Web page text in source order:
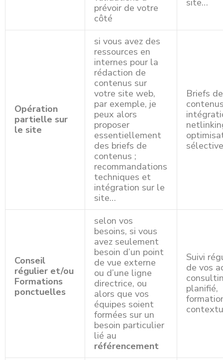
prévoir de votre
côté
site…
Opération
partielle sur
le site
si vous avez des
ressources en
internes pour la
rédaction de
contenus sur
votre site web,
par exemple, je
peux alors
proposer
essentiellement
des briefs de
contenus ;
recommandations
techniques et
intégration sur le
site…
Briefs de
Conseil
régulier et/ou
Formations
ponctuelles
selon vos
besoins, si vous
avez seulement
besoin d’un point
de vue externe
ou d’une ligne
directrice, ou
alors que vos
équipes soient
formées sur un
besoin particulier
lié au
référencement
Suivi
de vos
planifié,